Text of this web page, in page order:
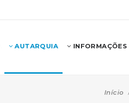
AUTARQUIA INFORMAÇÕES
Início